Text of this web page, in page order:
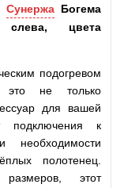
СунержаБогема
цвета
подогревом
не только
для вашей
к
необходимости
полотенец.
этот